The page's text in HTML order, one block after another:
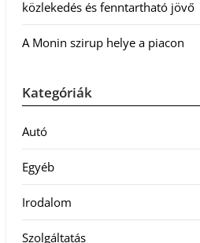
közlekedés és fenntartható jövő
A Monin szirup helye a piacon
Kategóriák
Autó
Egyéb
Irodalom
Szolgáltatás